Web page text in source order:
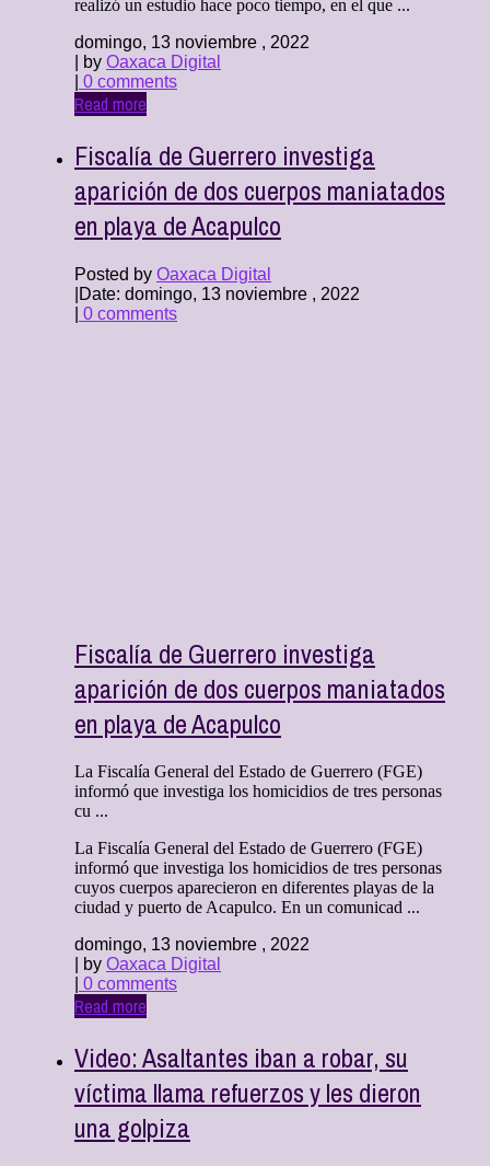
realizó un estudio hace poco tiempo, en el que ...
domingo, 13 noviembre , 2022
| by Oaxaca Digital
0 comments
Read more
Fiscalía de Guerrero investiga
aparición de dos cuerpos maniatados
en playa de Acapulco
Posted by Oaxaca Digital
Date: domingo, 13 noviembre , 2022
0 comments
Fiscalía de Guerrero investiga
aparición de dos cuerpos maniatados
en playa de Acapulco
La Fiscalía General del Estado de Guerrero (FGE)
informó que investiga los homicidios de tres personas
cu ...
La Fiscalía General del Estado de Guerrero (FGE)
informó que investiga los homicidios de tres personas
cuyos cuerpos aparecieron en diferentes playas de la
ciudad y puerto de Acapulco. En un comunicad ...
domingo, 13 noviembre , 2022
| by Oaxaca Digital
0 comments
Read more
Video: Asaltantes iban a robar, su
víctima llama refuerzos y les dieron
una golpiza